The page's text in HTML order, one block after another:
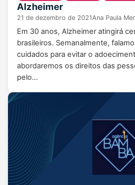
Alzheimer
21 de dezembro de 2021Ana Paula
Em 30 anos, Alzheimer atingirá
brasileiros. Semanalmente,
cuidados para evitar o
abordaremos os direitos das
pelo…